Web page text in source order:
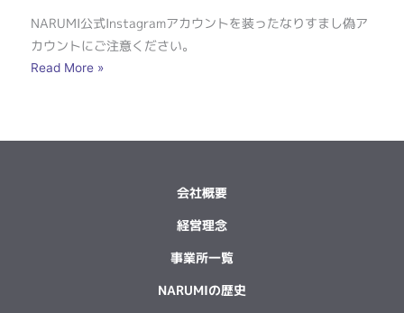
NARUMI公式Instagramアカウントを装ったなりすまし偽ア
カウントにご注意ください。
Read More »
会社概要
経営理念
事業所一覧
NARUMIの歴史